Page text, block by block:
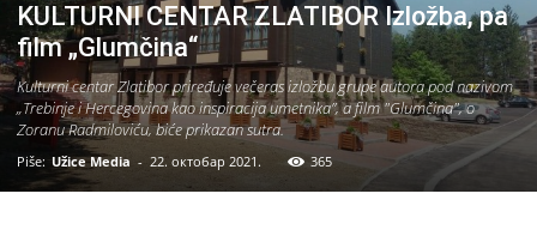
KULTURNI CENTAR ZLATIBOR Izložba, pa
film „Glumčina“
Kulturni centar Zlatibor priređuje večeras izložbu grupe autora pod nazivom
„Trebinje i Hercegovina kao inspiracija umetnika”, a film "Glumčina", o
Zoranu Radmiloviću, biće prikazan sutra.
Piše: Užice Media - 22. октобар 2021. 365